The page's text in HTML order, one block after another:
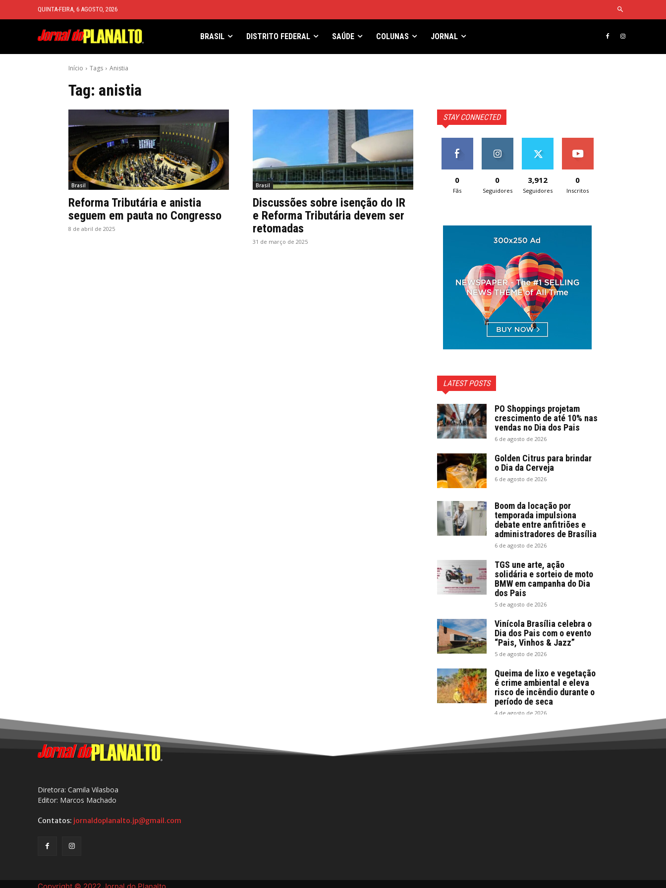
QUINTA-FEIRA, 6 AGOSTO, 2026
BRASIL DISTRITO FEDERAL SAÚDE COLUNAS JORNAL
Início Tags Anistia
Tag: anistia
Brasil
Reforma Tributária e anistia
seguem em pauta no Congresso
8 de abril de 2025
Brasil
Discussões sobre isenção do IR
e Reforma Tributária devem ser
retomadas
31 de março de 2025
STAY CONNECTED
0
Fãs
0
Seguidores
3,912
Seguidores
0
Inscritos
LATEST POSTS
PO Shoppings projetam
crescimento de até 10% nas
vendas no Dia dos Pais
6 de agosto de 2026
Golden Citrus para brindar
o Dia da Cerveja
6 de agosto de 2026
Boom da locação por
temporada impulsiona
debate entre anfitriões e
administradores de Brasília
6 de agosto de 2026
TGS une arte, ação
solidária e sorteio de moto
BMW em campanha do Dia
dos Pais
5 de agosto de 2026
Vinícola Brasília celebra o
Dia dos Pais com o evento
“Pais, Vinhos & Jazz”
5 de agosto de 2026
Queima de lixo e vegetação
é crime ambiental e eleva
risco de incêndio durante o
período de seca
4 de agosto de 2026
Diretora: Camila Vilasboa
Editor: Marcos Machado
Contatos: jornaldoplanalto.jp@gmail.com